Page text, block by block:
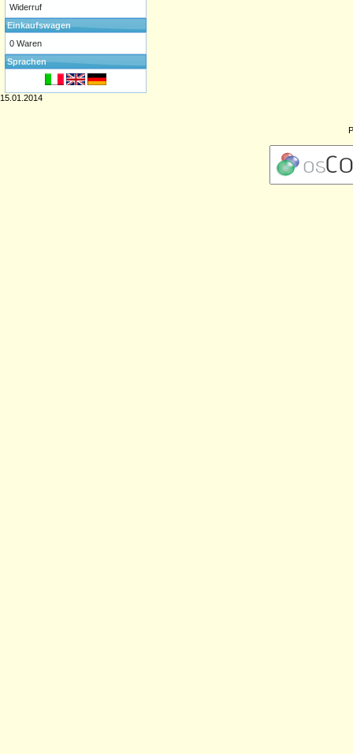
Widerruf
Einkaufswagen
0 Waren
Sprachen
15.01.2014